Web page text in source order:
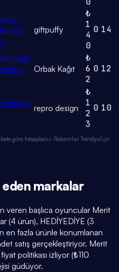
-
giftpuffy
₺
1
4
0
0 14
Kâğıt
Orbak Kağıt
₺
6
2
0 12
Hediye
repro design
₺
1
2
3
0 10
göre hesaplanır. Rakamlar Trendyol'un
markalar
veren başlıca oyuncular Merit
(4 ürün), HEDİYEDİYE (3
en fazla ürünle konumlanan
satış gerçekleştiriyor. Merit
politikası izliyor (₺110
güdüyor.